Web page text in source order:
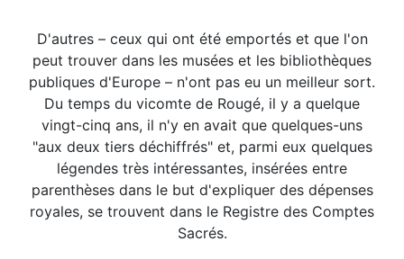
D'autres – ceux qui ont été emportés et que l'on
peut trouver dans les musées et les bibliothèques
publiques d'Europe – n'ont pas eu un meilleur sort.
Du temps du vicomte de Rougé, il y a quelque
vingt-cinq ans, il n'y en avait que quelques-uns
"aux deux tiers déchiffrés" et, parmi eux quelques
légendes très intéressantes, insérées entre
parenthèses dans le but d'expliquer des dépenses
royales, se trouvent dans le Registre des Comptes
Sacrés.